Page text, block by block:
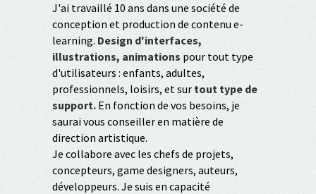
J'ai travaillé 10 ans dans une société de
conception et production de contenu e-
learning. Design d'interfaces,
illustrations, animations pour tout type
d'utilisateurs : enfants, adultes,
professionnels, loisirs, et sur tout type de
support. En fonction de vos besoins, je
saurai vous conseiller en matière de
direction artistique.
Je collabore avec les chefs de projets,
concepteurs, game designers, auteurs,
développeurs. Je suis en capacité